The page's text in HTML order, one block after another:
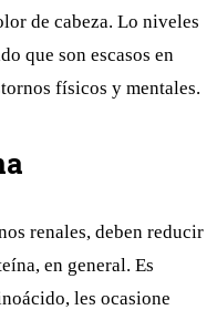
de cabeza. Lo niveles
que son escasos en
físicos y mentales.
renales, deben reducir
en general. Es
les ocasione